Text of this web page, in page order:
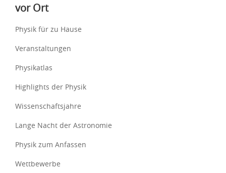
vor Ort
Physik für zu Hause
Veranstaltungen
Physikatlas
Highlights der Physik
Wissenschaftsjahre
Lange Nacht der Astronomie
Physik zum Anfassen
Wettbewerbe